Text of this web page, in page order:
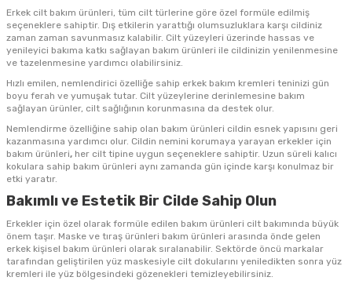
Erkek cilt bakım ürünleri, tüm cilt türlerine göre özel formüle edilmiş
seçeneklere sahiptir. Dış etkilerin yarattığı olumsuzluklara karşı cildiniz
zaman zaman savunmasız kalabilir. Cilt yüzeyleri üzerinde hassas ve
yenileyici bakıma katkı sağlayan bakım ürünleri ile cildinizin yenilenmesine
ve tazelenmesine yardımcı olabilirsiniz.
Hızlı emilen, nemlendirici özelliğe sahip erkek bakım kremleri teninizi gün
boyu ferah ve yumuşak tutar. Cilt yüzeylerine derinlemesine bakım
sağlayan ürünler, cilt sağlığının korunmasına da destek olur.
Nemlendirme özelliğine sahip olan bakım ürünleri cildin esnek yapısını geri
kazanmasına yardımcı olur. Cildin nemini korumaya yarayan erkekler için
bakım ürünleri, her cilt tipine uygun seçeneklere sahiptir. Uzun süreli kalıcı
kokulara sahip bakım ürünleri aynı zamanda gün içinde karşı konulmaz bir
etki yaratır.
Bakımlı ve Estetik Bir Cilde Sahip Olun
Erkekler için özel olarak formüle edilen bakım ürünleri cilt bakımında büyük
önem taşır. Maske ve tıraş ürünleri bakım ürünleri arasında önde gelen
erkek kişisel bakım ürünleri olarak sıralanabilir. Sektörde öncü markalar
tarafından geliştirilen yüz maskesiyle cilt dokularını yeniledikten sonra yüz
kremleri ile yüz bölgesindeki gözenekleri temizleyebilirsiniz.